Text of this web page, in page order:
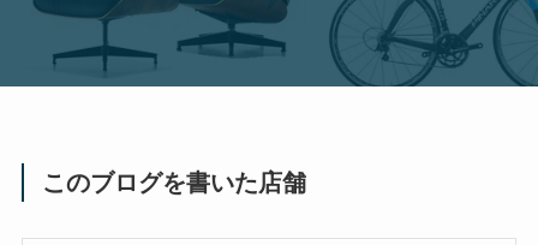
このブログを書いた店舗